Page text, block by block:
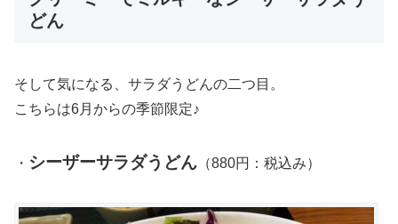
どん
そして気になる、サラダうどんの二つ目。
こちらは6月からの季節限定♪
・ シーザーサラダうどん （880円：税込み）